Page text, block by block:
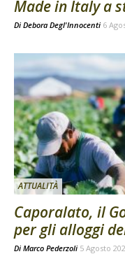
Made in Italy a
Di Debora Degl'Innocenti 6
ATTUALITÀ
Caporalato, il
per gli alloggi
Di Marco Pederzoli 5 Agosto